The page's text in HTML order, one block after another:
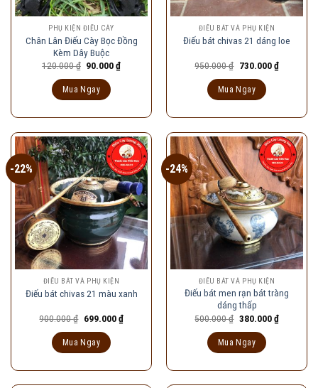
PHỤ KIỆN ĐIẾU CÀY
Chân Lân Điếu Cày Bọc Đồng
Kèm Dây Buộc
120.000₫ Giá
120.000 ₫.
90.000₫Giá
Mua Ngay
ĐIẾU BÁT VÀ PHỤ KIỆN
Điếu bát chivas 21 dáng loe
950.000₫ Giá
950.000 ₫.
730.000₫Giá
hiện
Mua Ngay
-22%
ĐIẾU BÁT VÀ PHỤ KIỆN
Điếu bát chivas 21 màu xanh
900.000₫ Giá
900.000 ₫.
699.000₫Giá
hiện
Mua Ngay
-24%
ĐIẾU BÁT VÀ PHỤ KIỆN
Điếu bát men rạn bát tràng
dáng thấp
500.000₫ Giá
500.000 ₫.
380.000₫Giá
hiện
Mua Ngay